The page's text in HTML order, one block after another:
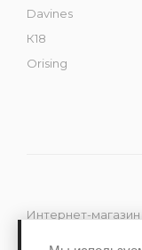
Davines
К18
Orising
Интернет-